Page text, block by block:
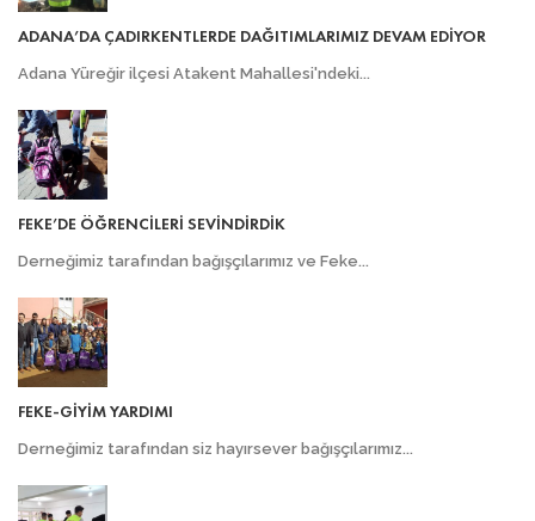
ADANA’DA ÇADIRKENTLERDE DAĞITIMLARIMIZ DEVAM EDİYOR
Adana Yüreğir ilçesi Atakent Mahallesi'ndeki...
FEKE’DE ÖĞRENCİLERİ SEVİNDİRDİK
Derneğimiz tarafından bağışçılarımız ve Feke...
FEKE-GİYİM YARDIMI
Derneğimiz tarafından siz hayırsever bağışçılarımız...